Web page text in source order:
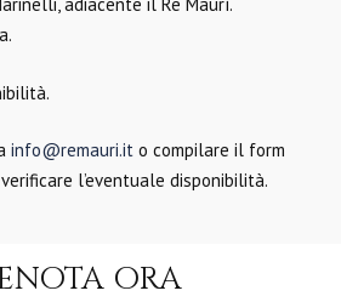
info@remauri.it o compilare il form
l’eventuale disponibilità.
ORA